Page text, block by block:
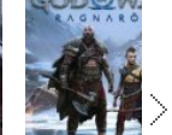
Вход